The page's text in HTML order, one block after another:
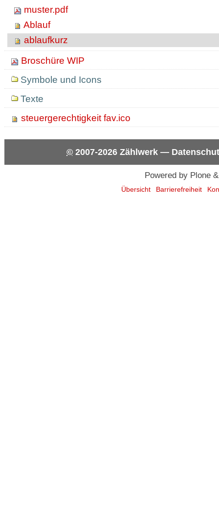
muster.pdf
Ablauf
ablaufkurz
Broschüre WIP
Symbole und Icons
Texte
steuergerechtigkeit fav.ico
© 2007-2026 Zählwerk —
Powered by Plone
Übersicht Barrierefreiheit